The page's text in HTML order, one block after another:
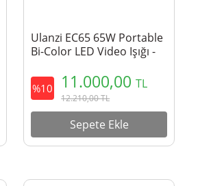
Ulanzi EC65 65W Portable
Bi-Color LED Video Işığı -
%10 11.000,00TL
12.210,00TL
Sepete Ekle